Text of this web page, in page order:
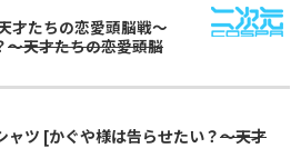
才たちの恋愛頭脳戦～
～天才たちの恋愛頭脳
ャツ [かぐや様は告らせたい？～天才